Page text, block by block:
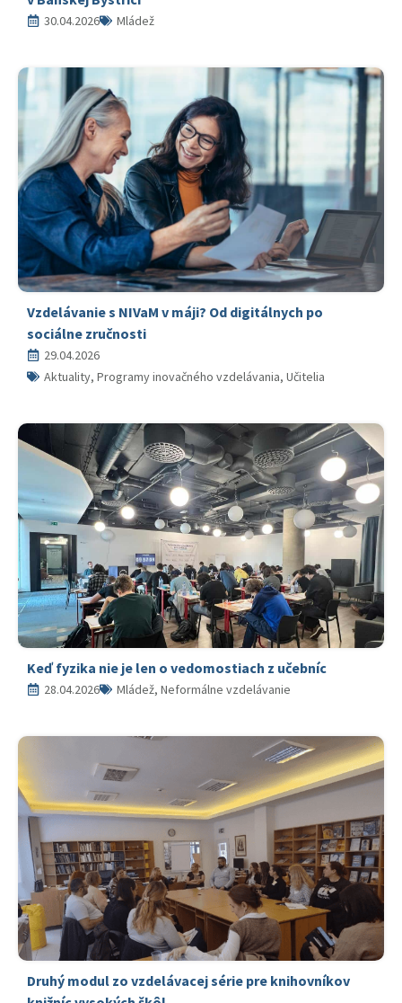
30.04.2026 Mládež
Vzdelávanie s NIVaM v máji? Od digitálnych po
sociálne zručnosti
29.04.2026
Aktuality, Programy inovačného vzdelávania, Učitelia
Keď fyzika nie je len o vedomostiach z učebníc
28.04.2026 Mládež, Neformálne vzdelávanie
Druhý modul zo vzdelávacej série pre knihovníkov